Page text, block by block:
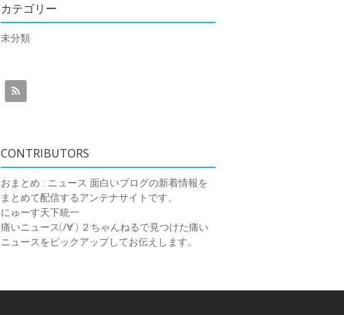
カテゴリー
未分類
CONTRIBUTORS
おまとめ : ニュース 面白いブログの新着情報を
まとめて配信するアンテナサイトです。
にゅーす天下統一
痛いニュース(ﾉ∀`) ２ちゃんねるで見つけた痛い
ニュースをピックアップしてお伝えします。